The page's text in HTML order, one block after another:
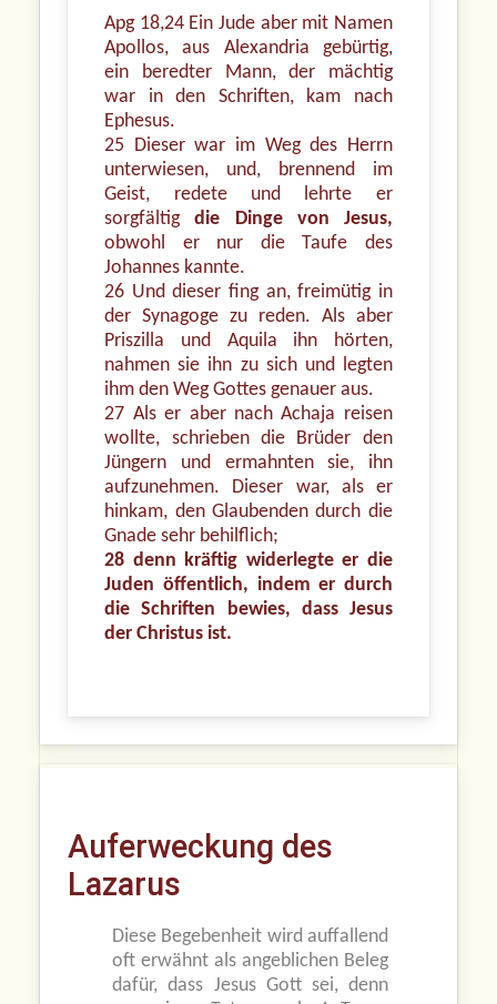
Apg 18,24 Ein Jude aber mit Namen
Apollos, aus Alexandria gebürtig,
ein beredter Mann, der mächtig
war in den Schriften, kam nach
Ephesus.
25 Dieser war im Weg des Herrn
unterwiesen, und, brennend im
Geist, redete und lehrte er
sorgfältigdie Dinge von Jesus,
obwohl er nur die Taufe des
Johannes kannte.
26 Und dieser fing an, freimütig in
der Synagoge zu reden. Als aber
Priszilla und Aquila ihn hörten,
nahmen sie ihn zu sich und legten
ihm den Weg Gottes genauer aus.
27 Als er aber nach Achaja reisen
wollte, schrieben die Brüder den
Jüngern und ermahnten sie, ihn
aufzunehmen. Dieser war, als er
hinkam, den Glaubenden durch die
Gnade sehr behilflich;
28 denn kräftig widerlegte er die
Juden öffentlich, indem er durch
die Schriften bewies, dass Jesus
der Christus ist.
Auferweckung des
Lazarus
Diese Begebenheit wird auffallend
oft erwähnt als angeblichen Beleg
dafür, dass Jesus Gott sei, denn